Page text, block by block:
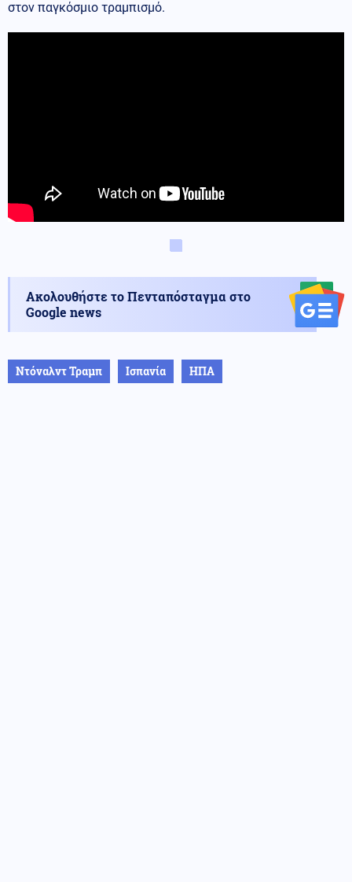
στον παγκόσμιο τραμπισμό.
Ακολουθήστε το Πενταπόσταγμα στο
Google news
Ντόναλντ Τραμπ Ισπανία ΗΠΑ